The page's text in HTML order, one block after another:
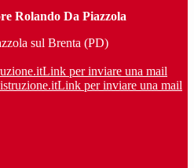
Rolando Da Piazzola
sul Brenta (PD)
Link per inviare una mail
Link per inviare una mail